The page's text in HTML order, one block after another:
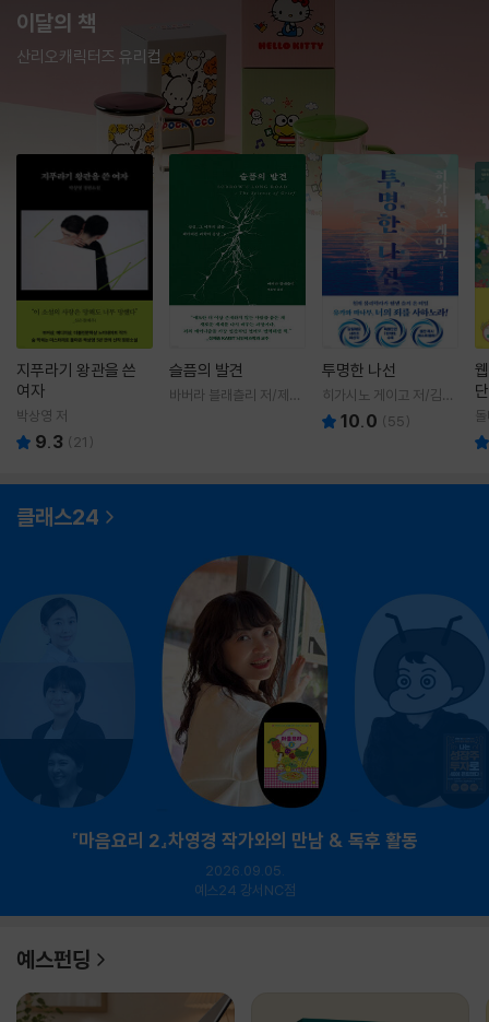
이달의 책
산리오캐릭터즈 유리컵
지푸라기 왕관을 쓴
여자
박상영 저
9.3 ( 21 )
슬픔의 발견
바버라 블래츨리 저/제효
투명한 나선
히가시노 게이고 저/김선
영 역10.0 (55)
클래스24
『마음요리 2』차영경 작가와의 만남 & 독후 활동
2026.09.05.
예스24 강서NC점
예스펀딩